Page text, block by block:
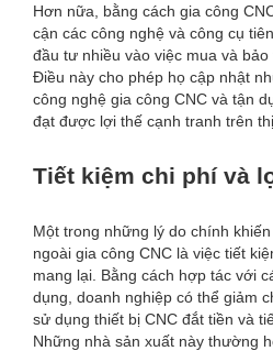
Hơn nữa, bằng cách gia công
cận các công nghệ và công cụ
đầu tư nhiều vào việc mua và bảo
Điều này cho phép họ cập nhật
công nghệ gia công CNC và tận
đạt được lợi thế cạnh tranh trên
Tiết kiệm chi phí và
Một trong những lý do chính
ngoài gia công CNC là việc tiết
mang lại. Bằng cách hợp tác với
dụng, doanh nghiệp có thể giảm
sử dụng thiết bị CNC đắt tiền và
Những nhà sản xuất này thường